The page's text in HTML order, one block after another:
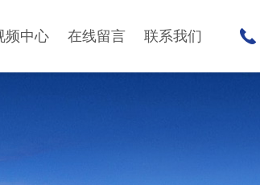
频中心 在线留言 联系我们